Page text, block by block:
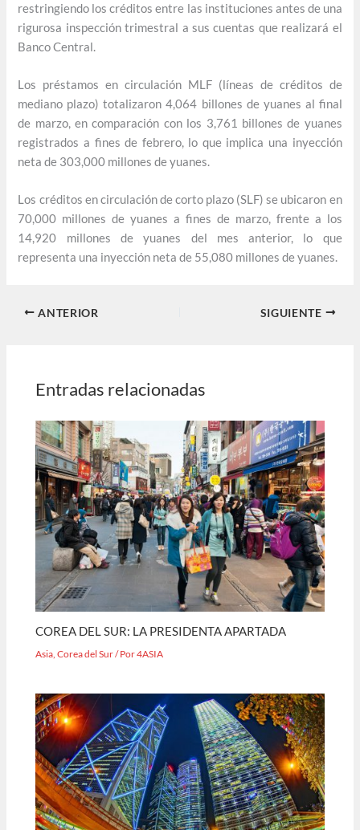
restringiendo los créditos entre las instituciones antes de una
rigurosa inspección trimestral a sus cuentas que realizará el
Banco Central.
Los préstamos en circulación MLF (líneas de créditos de
mediano plazo) totalizaron 4,064 billones de yuanes al final
de marzo, en comparación con los 3,761 billones de yuanes
registrados a fines de febrero, lo que implica una inyección
neta de 303,000 millones de yuanes.
Los créditos en circulación de corto plazo (SLF) se ubicaron en
70,000 millones de yuanes a fines de marzo, frente a los
14,920 millones de yuanes del mes anterior, lo que
representa una inyección neta de 55,080 millones de yuanes.
ANTERIOR SIGUIENTE
Entradas relacionadas
COREA DEL SUR: LA PRESIDENTA APARTADA
Asia ,Corea del Sur/ Por4ASIA